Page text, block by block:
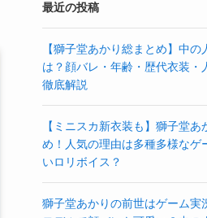
最近の投稿
【獅子堂あかり総まとめ】中
は？顔バレ・年齢・歴代衣装・
徹底解説
【ミニスカ新衣装も】獅子堂あ
め！人気の理由は多種多様なゲ
いロリボイス？
獅子堂あかりの前世はゲーム実